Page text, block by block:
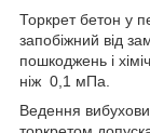
Торкрет бетон у
запобіжний від
пошкоджень і
ніж 0,1 мПа.
Ведення